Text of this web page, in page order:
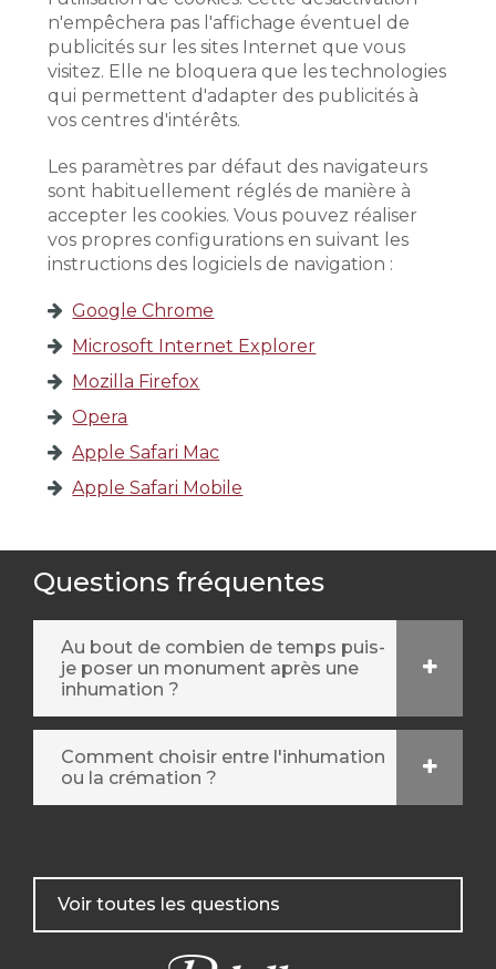
n'empêchera pas l'affichage éventuel de
publicités sur les sites Internet que vous
visitez. Elle ne bloquera que les technologies
qui permettent d'adapter des publicités à
vos centres d'intérêts.
Les paramètres par défaut des navigateurs
sont habituellement réglés de manière à
accepter les cookies. Vous pouvez réaliser
vos propres configurations en suivant les
instructions des logiciels de navigation :
Google Chrome
Microsoft Internet Explorer
Mozilla Firefox
Opera
Apple Safari Mac
Apple Safari Mobile
Questions fréquentes
Au bout de combien de temps puis-
je poser un monument après une
inhumation ?
Comment choisir entre l'inhumation
ou la crémation ?
Voir toutes les questions